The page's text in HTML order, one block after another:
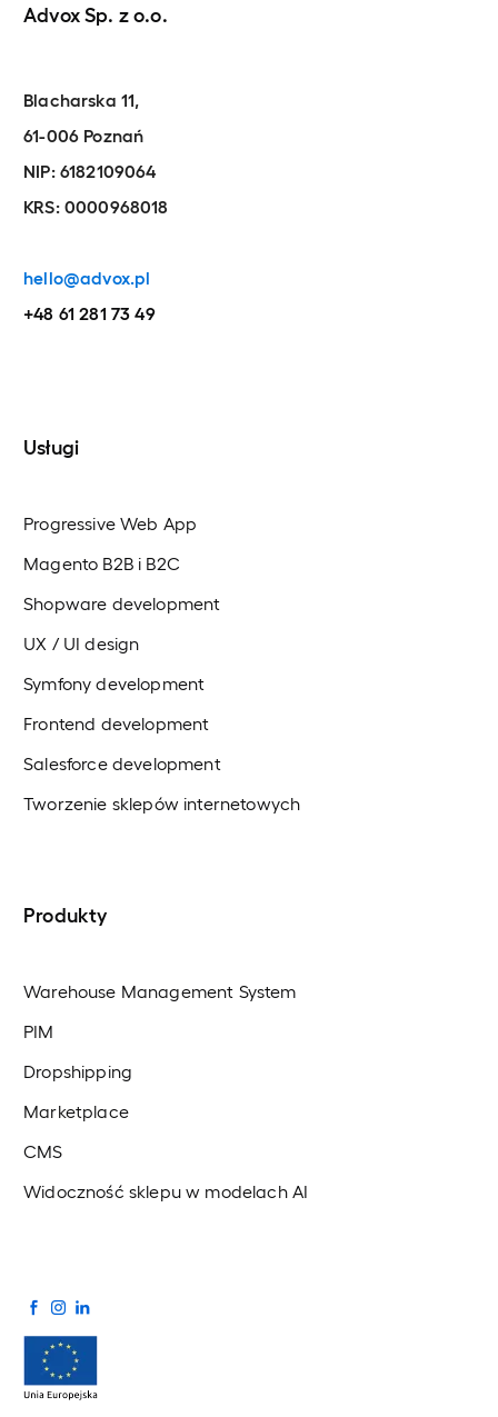
Advox Sp. z o.o.
Blacharska 11,
61-006 Poznań
NIP: 6182109064
KRS: 0000968018
hello@advox.pl
+48 61 281 73 49
Usługi
Progressive Web App
Magento B2B i B2C
Shopware development
UX / UI design
Symfony development
Frontend development
Salesforce development
Tworzenie sklepów internetowych
Produkty
Warehouse Management System
PIM
Dropshipping
Marketplace
CMS
Widoczność sklepu w modelach AI